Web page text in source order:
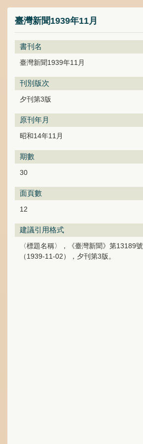
臺灣新聞1939年11月
書刊名
臺灣新聞1939年11月
刊別版次
夕刊第3版
原刊年月
昭和14年11月
期數
30
面頁數
12
建議引用格式
〈標題名稱〉，《臺灣新聞》第13189號
（1939-11-02），夕刊第3版。